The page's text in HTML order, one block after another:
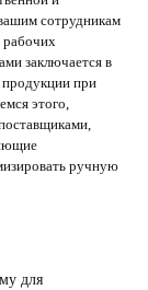
сотрудникам
заключается в
продукции при
этого,
ручную